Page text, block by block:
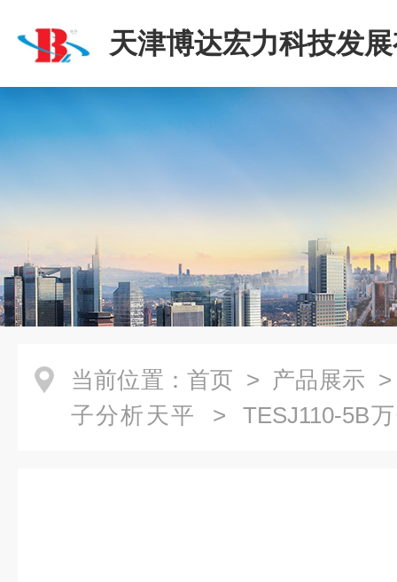
天津博达宏力科技发
司
当前位置： 首页 > 产品展示
子分析天平 > TESJ110-5B